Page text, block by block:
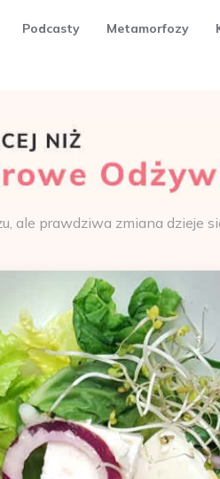
Podcasty Metamorfozy
ale prawdziwa zmiana dzieje